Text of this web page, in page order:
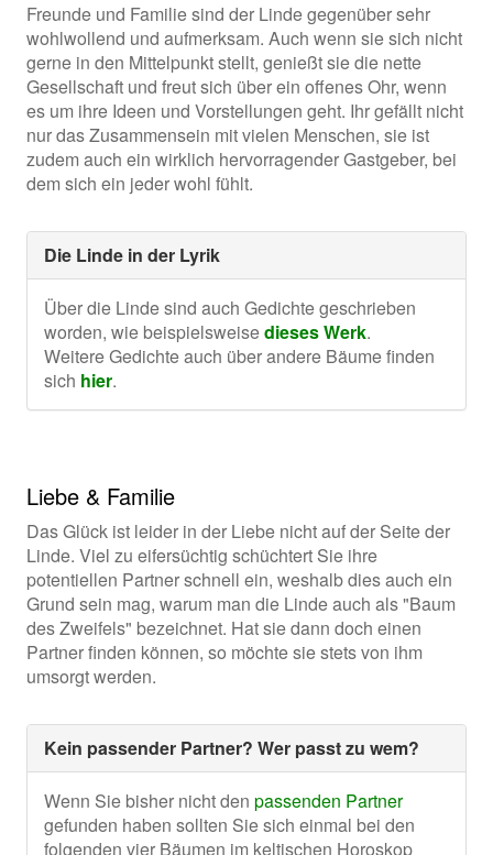
Freunde und Familie sind der Linde gegenüber sehr
wohlwollend und aufmerksam. Auch wenn sie sich nicht
gerne in den Mittelpunkt stellt, genießt sie die nette
Gesellschaft und freut sich über ein offenes Ohr, wenn
es um ihre Ideen und Vorstellungen geht. Ihr gefällt nicht
nur das Zusammensein mit vielen Menschen, sie ist
zudem auch ein wirklich hervorragender Gastgeber, bei
dem sich ein jeder wohl fühlt.
Die Linde in der Lyrik
Über die Linde sind auch Gedichte geschrieben
worden, wie beispielsweisedieses Werk.
Weitere Gedichte auch über andere Bäume finden
sich hier.
Liebe & Familie
Das Glück ist leider in der Liebe nicht auf der Seite der
Linde. Viel zu eifersüchtig schüchtert Sie ihre
potentiellen Partner schnell ein, weshalb dies auch ein
Grund sein mag, warum man die Linde auch als "Baum
des Zweifels" bezeichnet. Hat sie dann doch einen
Partner finden können, so möchte sie stets von ihm
umsorgt werden.
Kein passender Partner? Wer passt zu wem?
Wenn Sie bisher nicht den passenden Partner
gefunden haben sollten Sie sich einmal bei den
folgenden vier Bäumen im keltischen Horoskop